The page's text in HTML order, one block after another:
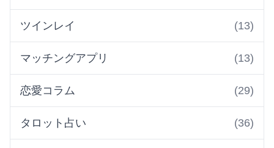
ツインレイ (13)
マッチングアプリ (13)
恋愛コラム (29)
タロット占い (36)